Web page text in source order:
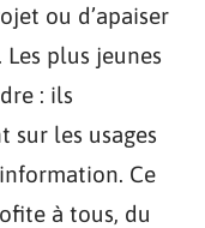
ou d’apaiser
plus jeunes
: ils
sur les usages
Ce
à tous, du